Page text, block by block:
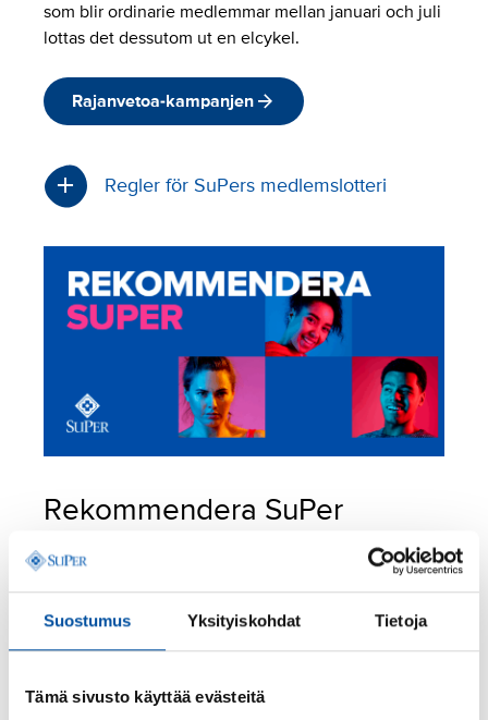
Suostumus Yksityiskohdat Tietoja
Tämä sivusto käyttää evästeitä
som blir ordinarie medlemmar mellan januari och juli
lottas det dessutom ut en elcykel.
Rajanvetoa-kampanjen
Regler för SuPers medlemslotteri
Rekommendera SuPer
ansikte mot ansikte
du kan det bäst. Berätta för dina kollegor och
studerande om fördelarna med SuPer och hjälp
stödja deras arbetsliv.